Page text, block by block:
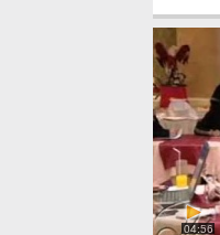
04:56